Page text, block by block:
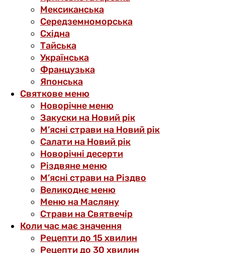
Мексиканська
Середземноморська
Східна
Тайська
Українська
Французька
Японська
Святкове меню
Новорічне меню
Закуски на Новий рік
М’ясні страви на Новий рік
Салати на Новий рік
Новорічні десерти
Різдвяне меню
М’ясні страви на Різдво
Великоднє меню
Меню на Масляну
Страви на Святвечір
Коли час має значення
Рецепти до 15 хвилин
Рецепти до 30 хвилин